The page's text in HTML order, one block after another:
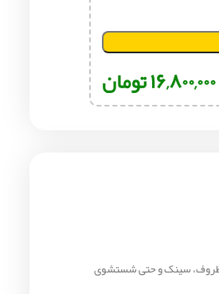
۱۶,۸۰۰,۰۰۰تومان
است. طراحی شاوری و امکان چرخش خروجی آب ۳۶۰ درجه، شستشوی ظروف، سینک و حتی شستشوی